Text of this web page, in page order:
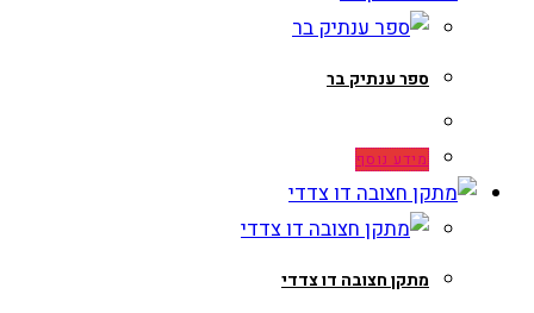
ספר ענתיק בר
מידע נוסף
מתקן חצובה דו צדדי